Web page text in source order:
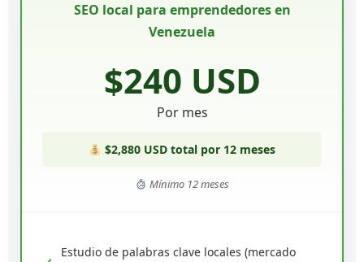
SEO local para emprendedores en
Venezuela
$240 USD
Por mes
$2,880 USD total por 12 meses
Mínimo 12 meses
Estudio de palabras clave locales (mercado